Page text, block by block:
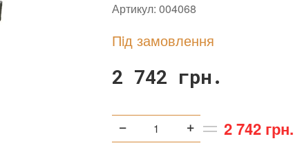
Артикул: 004068
Пiд замовлення
2 742 грн.
2 742 грн.